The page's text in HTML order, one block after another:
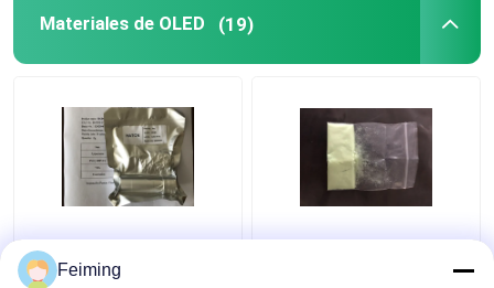
Materiales de OLED (19)
Los materiales HAT-CN
del minuto 99,5% OLED
Feiming